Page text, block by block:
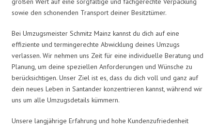
sowie den schonenden Transport deiner Besitztümer.
Bei Umzugsmeister Schmitz Mainz kannst du dich auf eine
effiziente und termingerechte Abwicklung deines Umzugs
verlassen. Wir nehmen uns Zeit für eine individuelle Beratung und
Planung, um deine speziellen Anforderungen und Wünsche zu
berücksichtigen. Unser Ziel ist es, dass du dich voll und ganz auf
dein neues Leben in Santander konzentrieren kannst, während wir
uns um alle Umzugsdetails kümmern.
Unsere langjährige Erfahrung und hohe Kundenzufriedenheit